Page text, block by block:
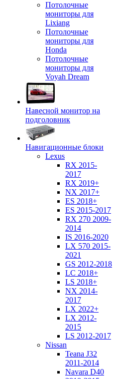
Потолочные
мониторы для
Lixiang
Потолочные
мониторы для
Honda
Потолочные
мониторы для
Voyah Dream
Навесной монитор на
подголовник
Навигационные блоки
Lexus
RX 2015-
2017
RX 2019+
NX 2017+
ES 2018+
ES 2015-2017
RX 270 2009-
2014
IS 2016-2020
LX 570 2015-
2021
GS 2012-2018
LC 2018+
LS 2018+
NX 2014-
2017
LX 2022+
LX 2012-
2015
LS 2012-2017
Nissan
Teana J32
2011-2014
Navara D40